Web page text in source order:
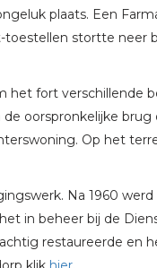
plaats. Een
stortte neer
het fort verschillende
oorspronkelijke
Op het
Na 1960
in beheer bij de
restaureerde en